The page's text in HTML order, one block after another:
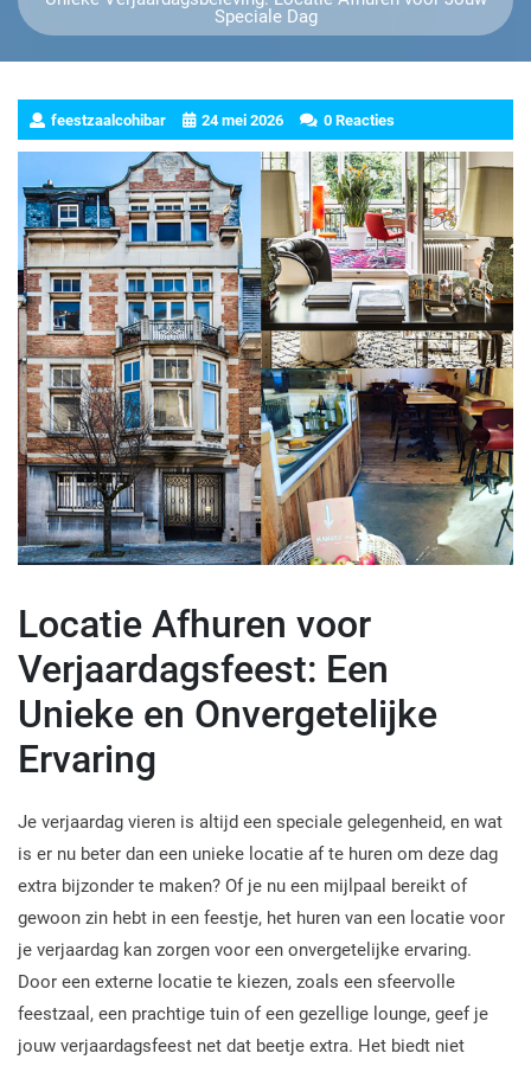
Speciale Dag
feestzaalcohibar 24 mei 2026 0 Reacties
Locatie Afhuren voor
Verjaardagsfeest: Een
Unieke en Onvergetelijke
Ervaring
Je verjaardag vieren is altijd een speciale gelegenheid, en wat
is er nu beter dan een unieke locatie af te huren om deze dag
extra bijzonder te maken? Of je nu een mijlpaal bereikt of
gewoon zin hebt in een feestje, het huren van een locatie voor
je verjaardag kan zorgen voor een onvergetelijke ervaring.
Door een externe locatie te kiezen, zoals een sfeervolle
feestzaal, een prachtige tuin of een gezellige lounge, geef je
jouw verjaardagsfeest net dat beetje extra. Het biedt niet